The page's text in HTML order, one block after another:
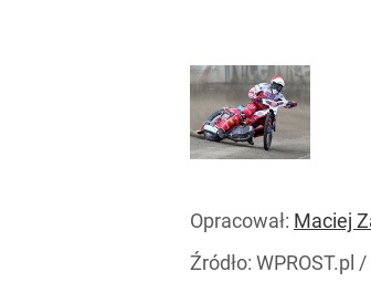
Opracował: Maciej
Źródło: WPROST.pl /